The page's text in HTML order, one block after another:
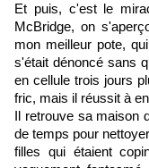
Et puis, c'est le
McBridge, on
mon meilleur pote,
s'était dénoncé sans
en cellule trois jours
fric, mais il réussit à
Il retrouve sa maison
de temps pour
filles qui étaient